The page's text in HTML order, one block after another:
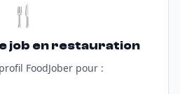
🍴
job en restauration
FoodJober pour :